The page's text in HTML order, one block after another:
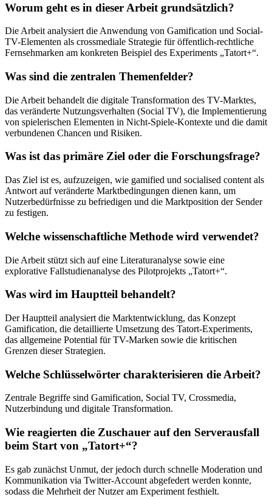
Worum geht es in dieser Arbeit grundsätzlich?
Die Arbeit analysiert die Anwendung von Gamification und Social-
TV-Elementen als crossmediale Strategie für öffentlich-rechtliche
Fernsehmarken am konkreten Beispiel des Experiments „Tatort+“.
Was sind die zentralen Themenfelder?
Die Arbeit behandelt die digitale Transformation des TV-Marktes,
das veränderte Nutzungsverhalten (Social TV), die Implementierung
von spielerischen Elementen in Nicht-Spiele-Kontexte und die damit
verbundenen Chancen und Risiken.
Was ist das primäre Ziel oder die Forschungsfrage?
Das Ziel ist es, aufzuzeigen, wie gamified und socialised content als
Antwort auf veränderte Marktbedingungen dienen kann, um
Nutzerbedürfnisse zu befriedigen und die Marktposition der Sender
zu festigen.
Welche wissenschaftliche Methode wird verwendet?
Die Arbeit stützt sich auf eine Literaturanalyse sowie eine
explorative Fallstudienanalyse des Pilotprojekts „Tatort+“.
Was wird im Hauptteil behandelt?
Der Hauptteil analysiert die Marktentwicklung, das Konzept
Gamification, die detaillierte Umsetzung des Tatort-Experiments,
das allgemeine Potential für TV-Marken sowie die kritischen
Grenzen dieser Strategien.
Welche Schlüsselwörter charakterisieren die Arbeit?
Zentrale Begriffe sind Gamification, Social TV, Crossmedia,
Nutzerbindung und digitale Transformation.
Wie reagierten die Zuschauer auf den Serverausfall
beim Start von „Tatort+“?
Es gab zunächst Unmut, der jedoch durch schnelle Moderation und
Kommunikation via Twitter-Account abgefedert werden konnte,
sodass die Mehrheit der Nutzer am Experiment festhielt.